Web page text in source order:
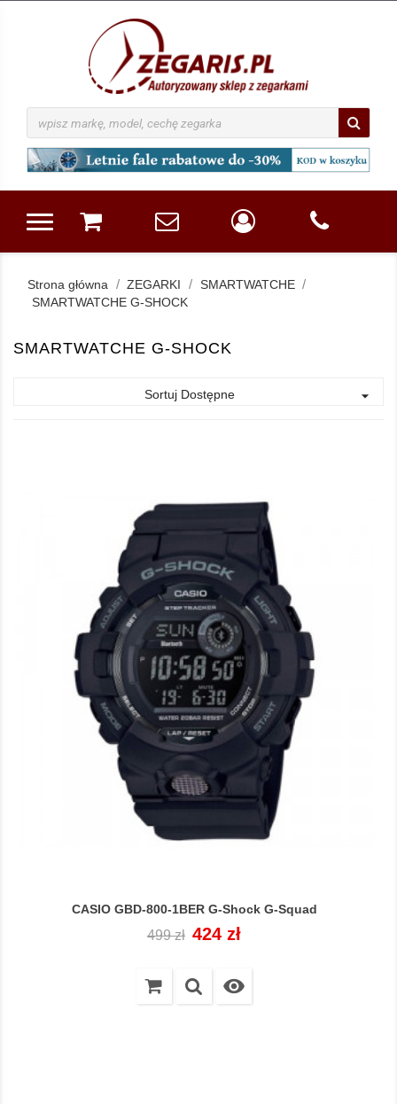
Strona główna ZEGARKI
SMARTWATCHE
SMARTWATCHE G-SHOCK
SMARTWATCHE G-SHOCK
Sortuj Dostępne 
CASIO GBD-800-1BER G-Shock G-Squad
Cena
499 zł Cena
424 zł
